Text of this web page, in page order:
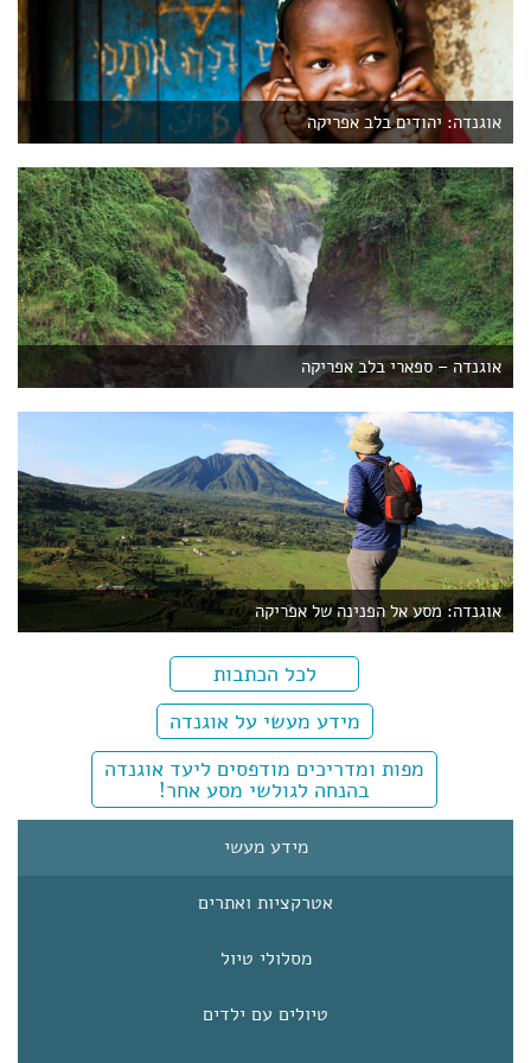
הכניסו הבריטים למימיה את דג היאורן. ב-1990 הופיע בימה מין
פולש נוסף, הצמח יקינטון המים, המתפשט במהירות.
בכמה כפרים קטנים סמוך לעיר מבאלה (Mbale) במזרח
אוגנדה, יסד בתחילת המאה העשרים שליט המחוז,
שבעקבות חילוקי דעות עזב את הכנסייה והקים דת חדשה
המתבססת על היהדות. בכפרי הקהילה אפשר לראות
שלטים בעברית, בבית הספר הילדים לומדים עברית ואת
סיפורי התורה, בערבי שבת ובחגים התושבים גודשים את
בית הכנסת הקטן.
אוגנדה: יהודים בלב אפריקה
אוגנדה – ספארי בלב אפריקה
אוגנדה: מסע אל הפנינה של אפריקה
לכל הכתבות
מידע מעשי על אוגנדה
מפות ומדריכים מודפסים ליעד אוגנדה
בהנחה לגולשי מסע אחר!
מידע מעשי
אטרקציות ואתרים
מסלולי טיול
טיולים עם ילדים